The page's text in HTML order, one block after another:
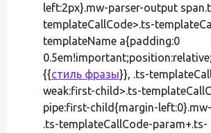
left:2px}.mw-parser-output
templateCallCode>.ts-
templateName a{padding:0
{{стиль фразы}}, .ts-
weak:first-child>.ts-
pipe:first-child{margin-
.ts-templateCallCode-param+.ts-